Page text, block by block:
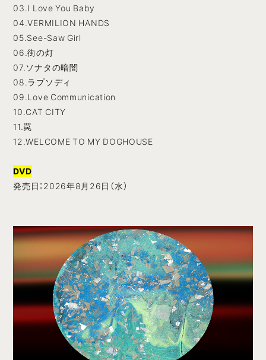
03.I Love You Baby
04.VERMILION HANDS
05.See-Saw Girl
06.街の灯
07.ソナタの暗闇
08.ラプソディ
09.Love Communication
10.CAT CITY
11.罠
12.WELCOME TO MY DOGHOUSE
DVD
発売日：2026年8月26日（水）